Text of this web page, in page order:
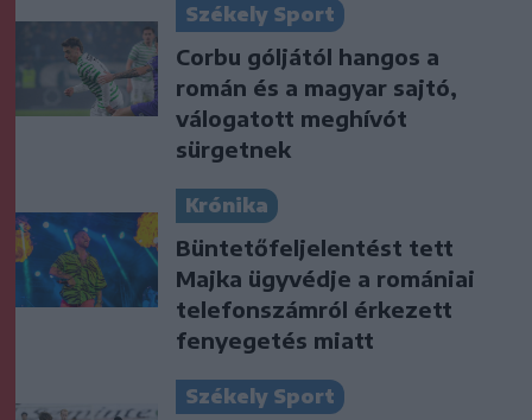
Székely Sport
Corbu góljától hangos a
román és a magyar sajtó,
válogatott meghívót
sürgetnek
Krónika
Büntetőfeljelentést tett
Majka ügyvédje a romániai
telefonszámról érkezett
fenyegetés miatt
Székely Sport